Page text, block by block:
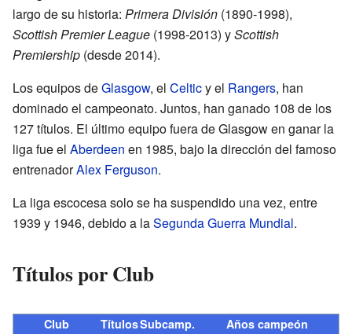
largo de su historia: Primera División (1890-1998),
Scottish Premier League (1998-2013) yScottish
Premiership (desde 2014).
Los equipos deGlasgow, el Celticy el Rangers, han
dominado el campeonato. Juntos, han ganado 108 de los
127 títulos. El último equipo fuera de Glasgow en ganar la
liga fue el Aberdeen en 1985, bajo la dirección del famoso
entrenadorAlex Ferguson.
La liga escocesa solo se ha suspendido una vez, entre
1939 y 1946, debido a laSegunda Guerra Mundial.
Títulos por Club
Club TítulosSubcamp. Años campeón